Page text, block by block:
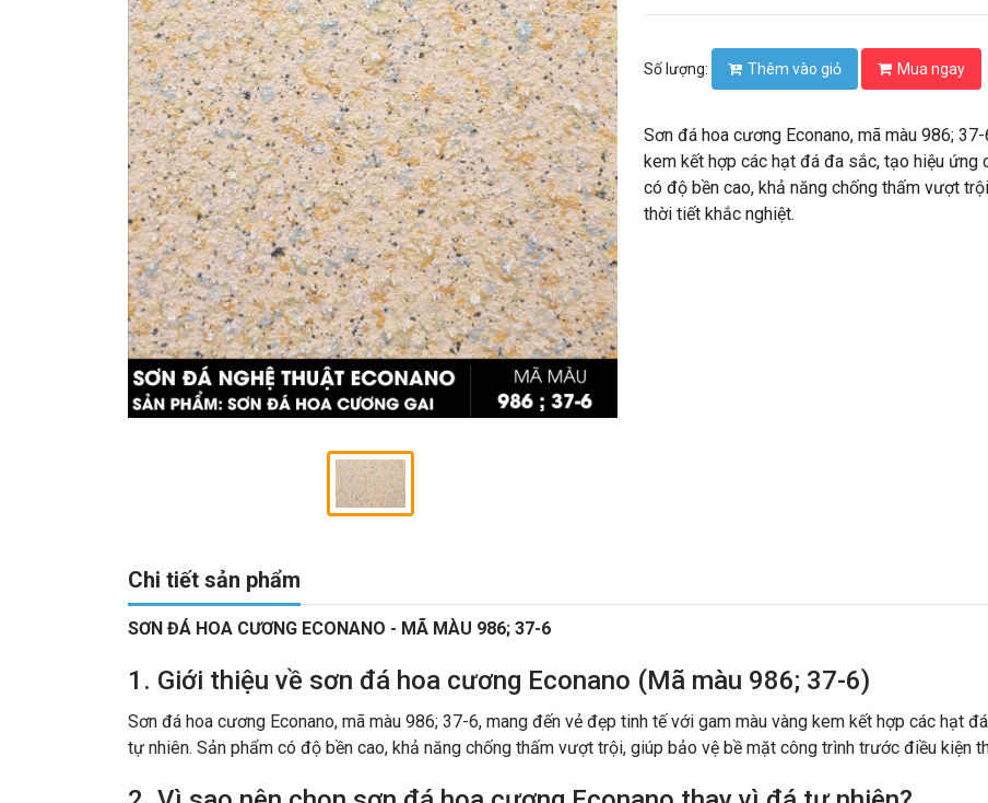
Thêm vào giỏ Mua ngay
Sơn đá hoa cương Econano, mã màu 986;
kem kết hợp các hạt đá đa sắc, tạo hiệu ứng
có độ bền cao, khả năng chống thấm vượt
thời tiết khắc nghiệt.
Chi tiết sản phẩm
SƠN ĐÁ HOA CƯƠNG ECONANO - MÃ MÀU 986; 37-6
1. Giới thiệu về sơn đá hoa cương Econano (Mã màu 986; 37-6)
Sơn đá hoa cương Econano, mã màu 986; 37-6, mang đến vẻ đẹp tinh tế với gam màu vàng kem kết hợp các hạt
tự nhiên. Sản phẩm có độ bền cao, khả năng chống thấm vượt trội, giúp bảo vệ bề mặt công trình trước điều kiện